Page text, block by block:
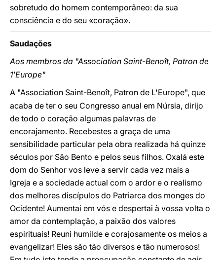
sobretudo do homem contemporâneo: da sua
consciência e do seu «coração».
Saudações
Aos membros da "Association Saint-Benoît, Patron de
1'Europe"
A "Association Saint-Benoît, Patron de L'Europe", que
acaba de ter o seu Congresso anual em Núrsia, dirijo
de todo o coração algumas palavras de
encorajamento. Recebestes a graça de uma
sensibilidade particular pela obra realizada há quinze
séculos por São Bento e pelos seus filhos. Oxalá este
dom do Senhor vos leve a servir cada vez mais a
Igreja e a sociedade actual com o ardor e o realismo
dos melhores discípulos do Patriarca dos monges do
Ocidente! Aumentai em vós e despertai à vossa volta o
amor da contemplação, a paixão dos valores
espirituais! Reuni humilde e corajosamente os meios a
evangelizar! Eles são tão diversos e tão numerosos!